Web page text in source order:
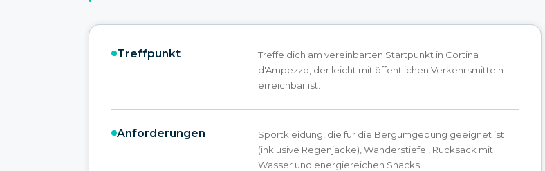
Treffpunkt
Treffe dich am vereinbarten Startpunkt in Cortina
d'Ampezzo, der leicht mit öffentlichen Verkehrsmitteln
erreichbar ist.
Anforderungen
Sportkleidung, die für die Bergumgebung geeignet ist
(inklusive Regenjacke), Wanderstiefel, Rucksack mit
Wasser und energiereichen Snacks